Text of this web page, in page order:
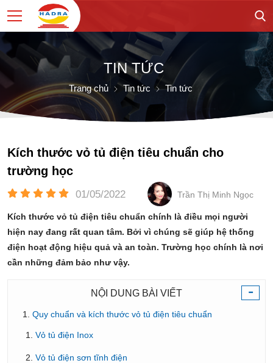
TIN TỨC
Trang chủ Tin tức Tin tức
Kích thước vỏ tủ điện tiêu chuẩn cho
trường học
01/05/2022 Trần Thị Minh Ngọc
Kích thước vỏ tủ điện tiêu chuẩn chính là điều mọi người
hiện nay đang rất quan tâm. Bởi vì chúng sẽ giúp hệ thống
điện hoạt động hiệu quả và an toàn. Trường học chính là nơi
cần những đảm bảo như vậy.
-
NỘI DUNG BÀI VIẾT
Quy chuẩn và kích thước vỏ tủ điện tiêu chuẩn
Vỏ tủ điện Inox
Vỏ tủ điện sơn tĩnh điện